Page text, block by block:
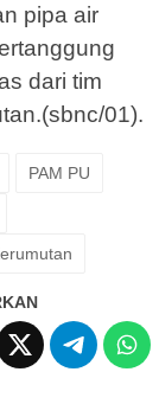
pipa air
dari tim
01).
PAM PU